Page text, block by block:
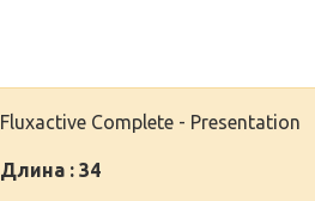
Fluxactive Complete - Presentation
Длина : 34